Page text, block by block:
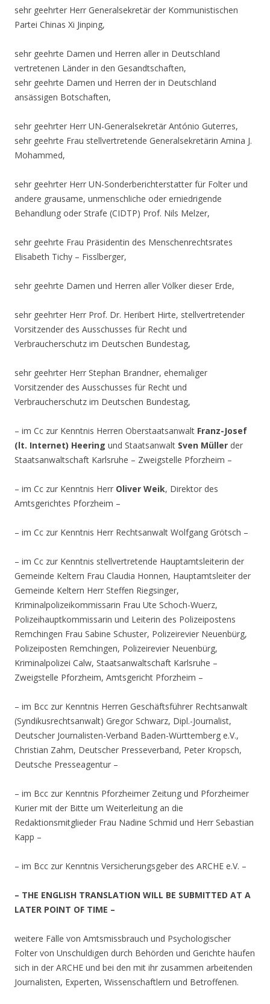
sehr geehrter Herr Generalsekretär der Kommunistischen
Partei Chinas Xi Jinping,
sehr geehrte Damen und Herren aller in Deutschland
vertretenen Länder in den Gesandtschaften,
sehr geehrte Damen und Herren der in Deutschland
ansässigen Botschaften,
sehr geehrter Herr UN-Generalsekretär António Guterres,
sehr geehrte Frau stellvertretende Generalsekretärin Amina J.
Mohammed,
sehr geehrter Herr UN-Sonderberichterstatter für Folter und
andere grausame, unmenschliche oder erniedrigende
Behandlung oder Strafe (CIDTP) Prof. Nils Melzer,
sehr geehrte Frau Präsidentin des Menschenrechtsrates
Elisabeth Tichy – Fisslberger,
sehr geehrte Damen und Herren aller Völker dieser Erde,
sehr geehrter Herr Prof. Dr. Heribert Hirte, stellvertretender
Vorsitzender des Ausschusses für Recht und
Verbraucherschutz im Deutschen Bundestag,
sehr geehrter Herr Stephan Brandner, ehemaliger
Vorsitzender des Ausschusses für Recht und
Verbraucherschutz im Deutschen Bundestag,
– im Cc zur Kenntnis Herren Oberstaatsanwalt Franz-Josef
(lt. Internet) Heering und Staatsanwalt Sven Müller der
Staatsanwaltschaft Karlsruhe – Zweigstelle Pforzheim –
– im Cc zur Kenntnis Herr Oliver Weik, Direktor des
Amtsgerichtes Pforzheim –
– im Cc zur Kenntnis Herr Rechtsanwalt Wolfgang Grötsch –
– im Cc zur Kenntnis stellvertretende Hauptamtsleiterin der
Gemeinde Keltern Frau Claudia Honnen, Hauptamtsleiter der
Gemeinde Keltern Herr Steffen Riegsinger,
Kriminalpolizeikommissarin Frau Ute Schoch-Wuerz,
Polizeihauptkommissarin und Leiterin des Polizeipostens
Remchingen Frau Sabine Schuster, Polizeirevier Neuenbürg,
Polizeiposten Remchingen, Polizeirevier Neuenbürg,
Kriminalpolizei Calw, Staatsanwaltschaft Karlsruhe –
Zweigstelle Pforzheim, Amtsgericht Pforzheim –
– im Bcc zur Kenntnis Herren Geschäftsführer Rechtsanwalt
(Syndikusrechtsanwalt) Gregor Schwarz, Dipl.-Journalist,
Deutscher Journalisten-Verband Baden-Württemberg e.V.,
Christian Zahm, Deutscher Presseverband, Peter Kropsch,
Deutsche Presseagentur –
– im Bcc zur Kenntnis Pforzheimer Zeitung und Pforzheimer
Kurier mit der Bitte um Weiterleitung an die
Redaktionsmitglieder Frau Nadine Schmid und Herr Sebastian
Kapp –
– im Bcc zur Kenntnis Versicherungsgeber des ARCHE e.V. –
– THE ENGLISH TRANSLATION WILL BE SUBMITTED AT A
LATER POINT OF TIME –
weitere Fälle von Amtsmissbrauch und Psychologischer
Folter von Unschuldigen durch Behörden und Gerichte häufen
sich in der ARCHE und bei den mit ihr zusammen arbeitenden
Journalisten, Experten, Wissenschaftlern und Betroffenen.